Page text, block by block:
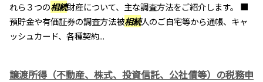
れら３つの相続財産について、主な調査方法をご紹介します。 ■
預貯金や有価証券の調査方法被相続人のご自宅等から通帳、キャ
ッシュカード、各種契約...
譲渡所得（不動産、株式、投資信託、公社債等）の税務申